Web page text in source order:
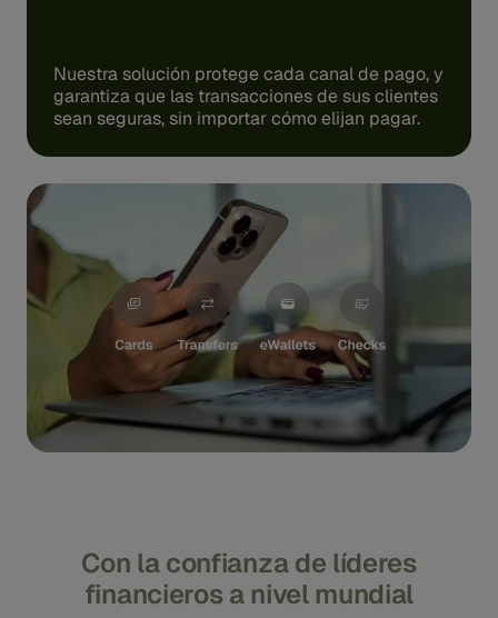
Nuestra solución protege cada canal de pago, y
garantiza que las transacciones de sus clientes
sean seguras, sin importar cómo elijan pagar.
Con la confianza de líderes
financieros a nivel mundial